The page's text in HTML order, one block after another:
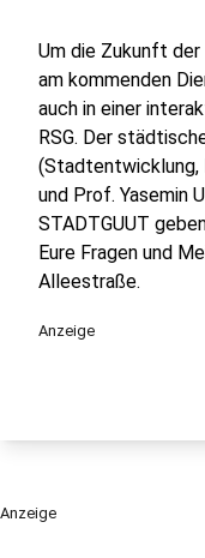
Um die Zukunft
am kommenden
auch in einer
RSG. Der
(Stadtentwicklung,
und Prof. Yasemin
STADTGUUT
Eure Fragen und
Alleestraße.
Anzeige
Anzeige